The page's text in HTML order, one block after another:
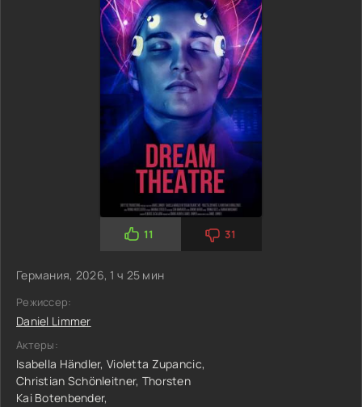
11 31
Германия, 2026, 1 ч 25 мин
Режиссер:
Daniel Limmer
Актеры:
Isabella Händler,Violetta Zupancic,
Christian Schönleitner, Thorsten
Kai Botenbender,